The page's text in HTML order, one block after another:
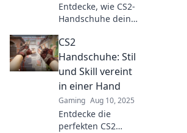
Entdecke, wie CS2-
Handschuhe deine
formen! Finde
heraus, welche
Styles dein
Gameplay
revolutionieren
können.
CS2
Handschuhe: Stil
und Skill vereint
in einer Hand
Gaming Aug 10, 2025
Entdecke die
perfekten CS2